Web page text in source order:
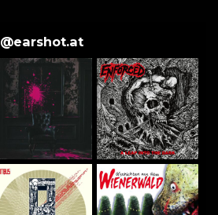
@earshot.at